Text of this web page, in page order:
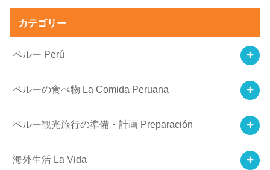
カテゴリー
ペルー Perú
ペルーの食べ物 La Comida Peruana
ペルー観光旅行の準備・計画 Preparación
海外生活 La Vida